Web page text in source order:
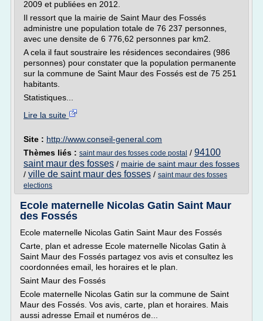
2009 et publiées en 2012.
Il ressort que la mairie de Saint Maur des Fossés
administre une population totale de 76 237 personnes,
avec une densite de 6 776,62 personnes par km2.
A cela il faut soustraire les résidences secondaires (986
personnes) pour constater que la population permanente
sur la commune de Saint Maur des Fossés est de 75 251
habitants.
Statistiques...
Lire la suite
Site : http://www.conseil-general.com
Thèmes liés : saint maur des fosses code postal / 94100
saint maur des fosses / mairie de saint maur des fosses
/ ville de saint maur des fosses / saint maur des fosses
elections
Ecole maternelle Nicolas Gatin Saint Maur
des Fossés
Ecole maternelle Nicolas Gatin Saint Maur des Fossés
Carte, plan et adresse Ecole maternelle Nicolas Gatin à
Saint Maur des Fossés partagez vos avis et consultez les
coordonnées email, les horaires et le plan.
Saint Maur des Fossés
Ecole maternelle Nicolas Gatin sur la commune de Saint
Maur des Fossés. Vos avis, carte, plan et horaires. Mais
aussi adresse Email et numéros de...